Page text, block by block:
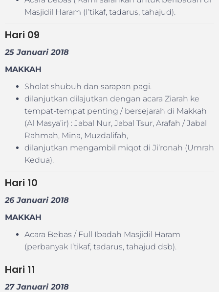
Masjidil Haram (I’tikaf, tadarus, tahajud).
Hari 09
25 Januari 2018
MAKKAH
Sholat shubuh dan sarapan pagi.
dilanjutkan dilajutkan dengan acara Ziarah ke
tempat-tempat penting / bersejarah di Makkah
(Al Masya’ir) : Jabal Nur, Jabal Tsur, Arafah / Jabal
Rahmah, Mina, Muzdalifah,
dilanjutkan mengambil miqot di Ji’ronah (Umrah
Kedua).
Hari 10
26 Januari 2018
MAKKAH
Acara Bebas / Full Ibadah Masjidil Haram
(perbanyak I’tikaf, tadarus, tahajud dsb).
Hari 11
27 Januari 2018